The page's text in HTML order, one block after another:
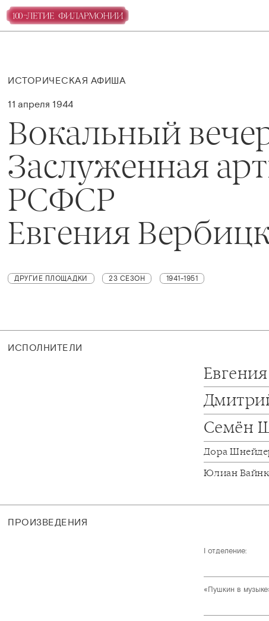
ИСТОРИЧЕСКАЯ АФИША
11 апреля 1944
Вокальный
Заслуженная
РСФСР
Евгения
ДРУГИЕ ПЛОЩАДКИ 23 СЕЗОН 1941-1951
ИСПОЛНИТЕЛИ
Семён
Дора
Юлиан
ПРОИЗВЕДЕНИЯ
I отделение:
«Пушкин в